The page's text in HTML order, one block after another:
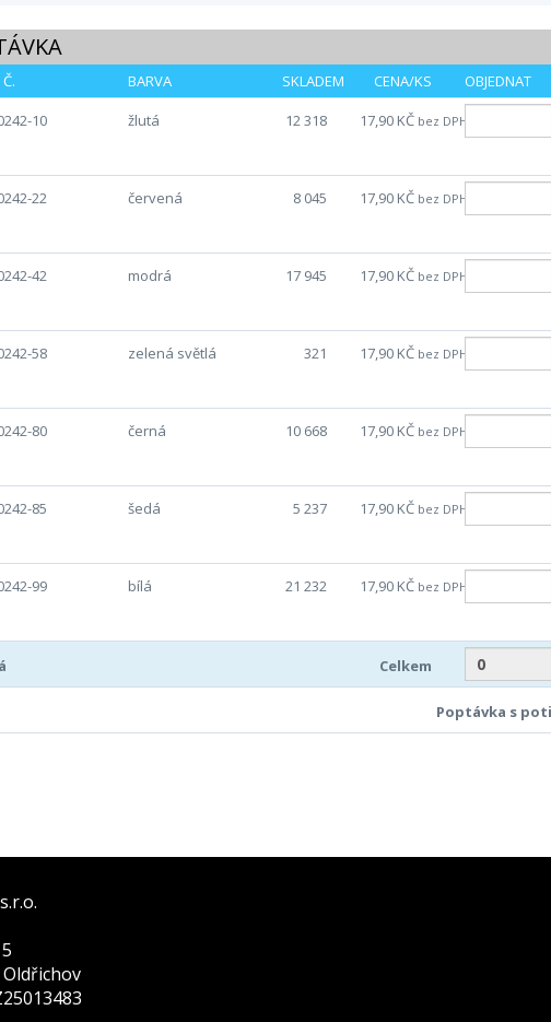
BARVA SKLADEM CENA/KS OBJEDNAT
10
žlutá 12 318 17,90 KČ bez DPH
22 červená 8 045 17,90 KČ bez DPH
42 modrá 17 945 17,90 KČ bez DPH
58 zelená světlá 321 17,90 KČ bez DPH
80 černá 10 668 17,90 KČ bez DPH
85 šedá 5 237 17,90 KČ bez DPH
99 bílá 21 232 17,90 KČ bez DPH
Celkem
Poptávka s